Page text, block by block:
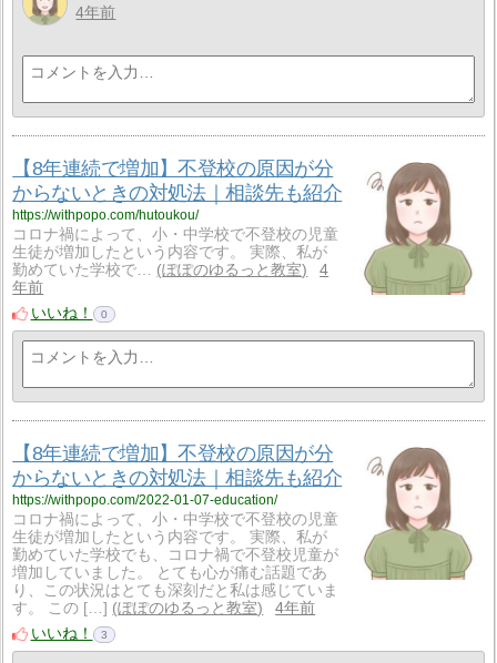
4年前
【8年連続で増加】不登校の原因が分
からないときの対処法｜相談先も紹介
https://withpopo.com/hutoukou/
コロナ禍によって、小・中学校で不登校の児童
生徒が増加したという内容です。 実際、私が
勤めていた学校で…
ぽぽのゆるっと教室
4
年前
いいね！
0
【8年連続で増加】不登校の原因が分
からないときの対処法｜相談先も紹介
https://withpopo.com/2022-01-07-education/
コロナ禍によって、小・中学校で不登校の児童
生徒が増加したという内容です。 実際、私が
勤めていた学校でも、コロナ禍で不登校児童が
増加していました。 とても心が痛む話題であ
り、この状況はとても深刻だと私は感じていま
す。 この […]
ぽぽのゆるっと教室
4年前
いいね！
3